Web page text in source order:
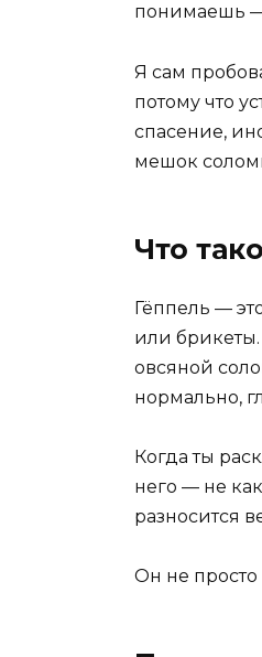
понимаешь —
Я сам
потому что
спасение,
мешок
Что
Гёппель —
или
овсяной
нормально,
Когда ты
него — не
разносится
Он не